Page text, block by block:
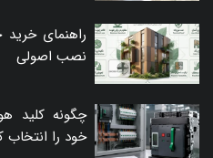
راهنمای خرید
نصب اصولی
چگونه کلید
خود را انتخاب